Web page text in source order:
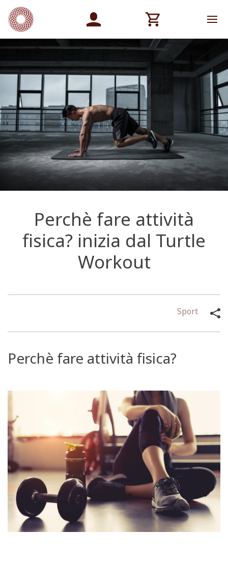
Perchè fare attività
fisica? inizia dal Turtle
Workout
Sport
Perchè fare attività fisica?